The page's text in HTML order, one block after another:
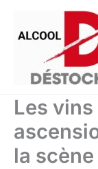
contenu
Les
la